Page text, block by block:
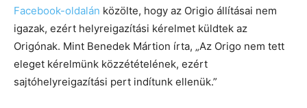
Facebook-oldalán közölte, hogy az Origio állításai nem
igazak, ezért helyreigazítási kérelmet küldtek az
Origónak. Mint Benedek Mártion írta, „Az Origo nem tett
eleget kérelmünk közzétételének, ezért
sajtóhelyreigazítási pert indítunk ellenük.”